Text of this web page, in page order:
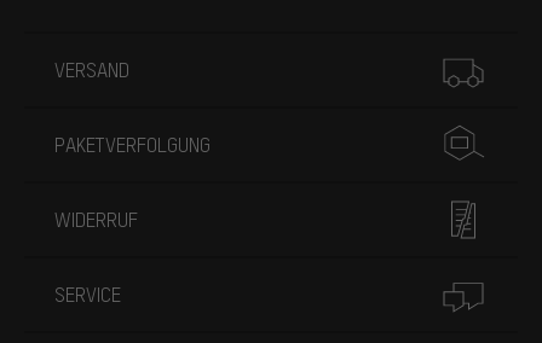
VERSAND
PAKETVERFOLGUNG
WIDERRUF
SERVICE